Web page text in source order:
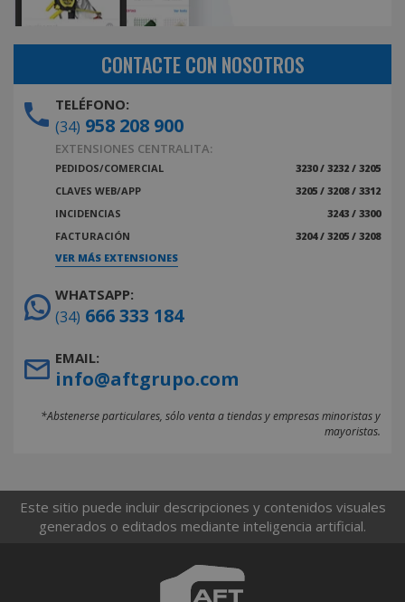
CONTACTE CON NOSOTROS
TELÉFONO:
(34) 958 208 900
EXTENSIONES CENTRALITA:
PEDIDOS/COMERCIAL
3230 / 3232 / 3205
CLAVES WEB/APP
3205 / 3208 / 3312
INCIDENCIAS
3243 / 3300
FACTURACIÓN
3204 / 3205 / 3208
VER MÁS EXTENSIONES
WHATSAPP:
(34) 666 333 184
EMAIL:
info@aftgrupo.com
*Abstenerse particulares, sólo venta a tiendas y empresas minoristas y
mayoristas.
Este sitio puede incluir descripciones y contenidos visuales
generados o editados mediante inteligencia artificial.